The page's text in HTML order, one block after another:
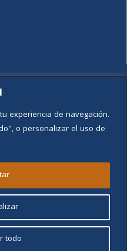
experiencia de navegación.
o personalizar el uso de
todo